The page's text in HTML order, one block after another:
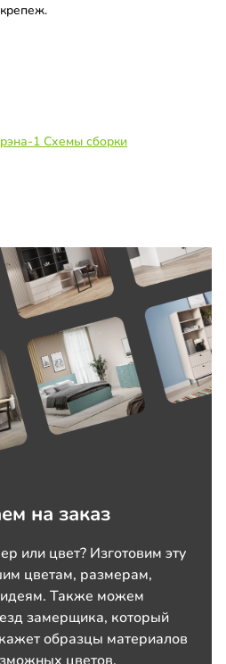
1 Схемы сборки
на заказ
или цвет? Изготовим эту
цветам, размерам,
Также можем
замерщика, который
образцы материалов